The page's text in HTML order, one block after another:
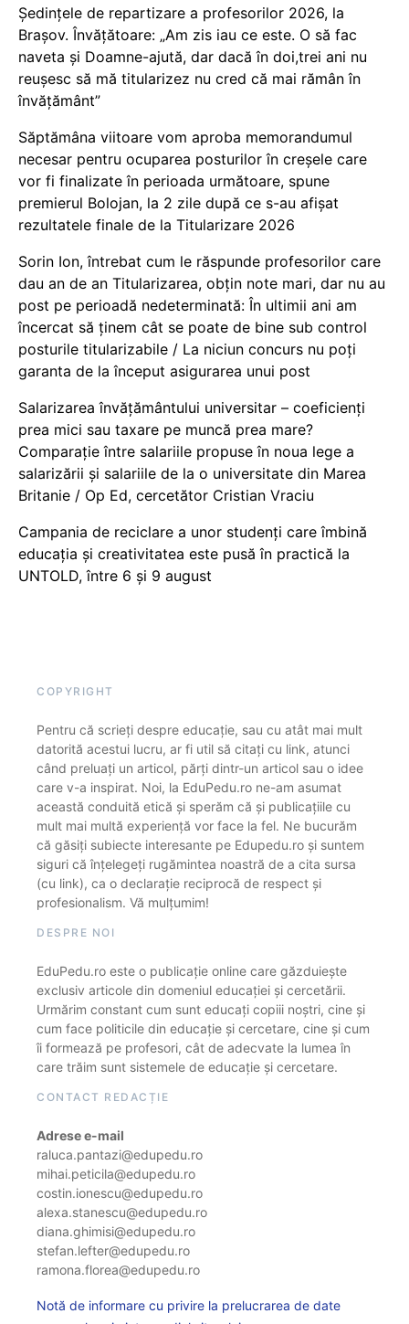
Ședințele de repartizare a profesorilor 2026, la
Brașov. Învățătoare: „Am zis iau ce este. O să fac
naveta și Doamne-ajută, dar dacă în doi,trei ani nu
reușesc să mă titularizez nu cred că mai rămân în
învățământ”
Săptămâna viitoare vom aproba memorandumul
necesar pentru ocuparea posturilor în creșele care
vor fi finalizate în perioada următoare, spune
premierul Bolojan, la 2 zile după ce s-au afișat
rezultatele finale de la Titularizare 2026
Sorin Ion, întrebat cum le răspunde profesorilor care
dau an de an Titularizarea, obțin note mari, dar nu au
post pe perioadă nedeterminată: În ultimii ani am
încercat să ținem cât se poate de bine sub control
posturile titularizabile / La niciun concurs nu poți
garanta de la început asigurarea unui post
Salarizarea învățământului universitar – coeficienți
prea mici sau taxare pe muncă prea mare?
Comparație între salariile propuse în noua lege a
salarizării și salariile de la o universitate din Marea
Britanie / Op Ed, cercetător Cristian Vraciu
Campania de reciclare a unor studenți care îmbină
educația și creativitatea este pusă în practică la
UNTOLD, între 6 și 9 august
COPYRIGHT
Pentru că scrieți despre educație, sau cu atât mai mult
datorită acestui lucru, ar fi util să citați cu link, atunci
când preluați un articol, părți dintr-un articol sau o idee
care v-a inspirat. Noi, la EduPedu.ro ne-am asumat
această conduită etică și sperăm că și publicațiile cu
mult mai multă experiență vor face la fel. Ne bucurăm
că găsiți subiecte interesante pe Edupedu.ro și suntem
siguri că înțelegeți rugămintea noastră de a cita sursa
(cu link), ca o declarație reciprocă de respect și
profesionalism. Vă mulțumim!
DESPRE NOI
EduPedu.ro este o publicație online care găzduiește
exclusiv articole din domeniul educației și cercetării.
Urmărim constant cum sunt educați copiii noștri, cine și
cum face politicile din educație și cercetare, cine și cum
îi formează pe profesori, cât de adecvate la lumea în
care trăim sunt sistemele de educație și cercetare.
CONTACT REDACȚIE
Adrese e-mail
raluca.pantazi@edupedu.ro
mihai.peticila@edupedu.ro
costin.ionescu@edupedu.ro
alexa.stanescu@edupedu.ro
diana.ghimisi@edupedu.ro
stefan.lefter@edupedu.ro
ramona.florea@edupedu.ro
Notă de informare cu privire la prelucrarea de date